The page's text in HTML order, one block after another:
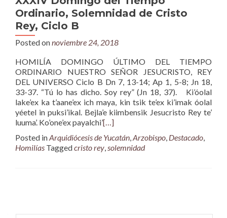
Ordinario, Solemnidad de Cristo
Rey, Ciclo B
Posted onnoviembre 24, 2018
HOMILÍA DOMINGO ÚLTIMO DEL TIEMPO
ORDINARIO NUESTRO SEÑOR JESUCRISTO, REY
DEL UNIVERSO Ciclo B Dn 7, 13-14; Ap 1, 5-8; Jn 18,
33-37. “Tú lo has dicho. Soy rey” (Jn 18, 37). Ki’óolal
lake’ex ka t’aane’ex ich maya, kin tsik te’ex ki’imak óolal
yéetel in puksi’ikal. Bejla’e kiimbensik Jesucristo Rey te’
luuma’. Ko’one’ex payalchi’[…]
Posted inArquidiócesis de Yucatán,Arzobispo, Destacado,
Homilías Taggedcristo rey,solemnidad
navigation